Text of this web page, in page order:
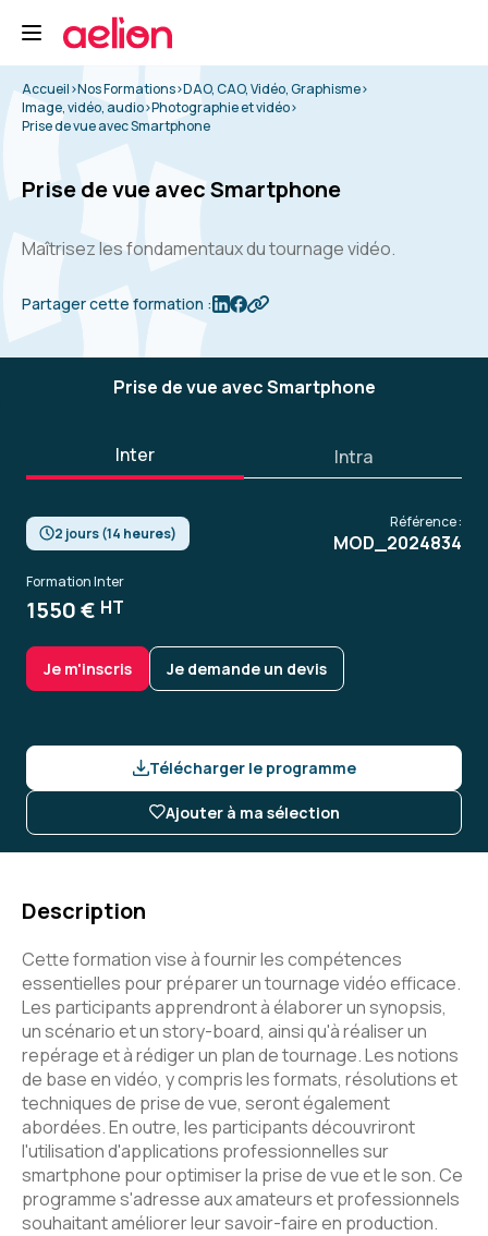
Accueil>Nos Formations>DAO, CAO, Vidéo, Graphisme>
Image, vidéo, audio>Photographie et vidéo>
Prise de vue avec Smartphone
Prise de vue avec Smartphone
Maîtrisez les fondamentaux du tournage vidéo.
Partager cette formation :
Prise de vue avec Smartphone
Inter Intra
2 jours (14 heures)
Référence :
MOD_2024834
Formation Inter
1550 € HT
Je m'inscris Je demande un devis
Télécharger le programme
Ajouter à ma sélection
Description
Cette formation vise à fournir les compétences
essentielles pour préparer un tournage vidéo efficace.
Les participants apprendront à élaborer un synopsis,
un scénario et un story-board, ainsi qu'à réaliser un
repérage et à rédiger un plan de tournage. Les notions
de base en vidéo, y compris les formats, résolutions et
techniques de prise de vue, seront également
abordées. En outre, les participants découvriront
l'utilisation d'applications professionnelles sur
smartphone pour optimiser la prise de vue et le son. Ce
programme s'adresse aux amateurs et professionnels
souhaitant améliorer leur savoir-faire en production.